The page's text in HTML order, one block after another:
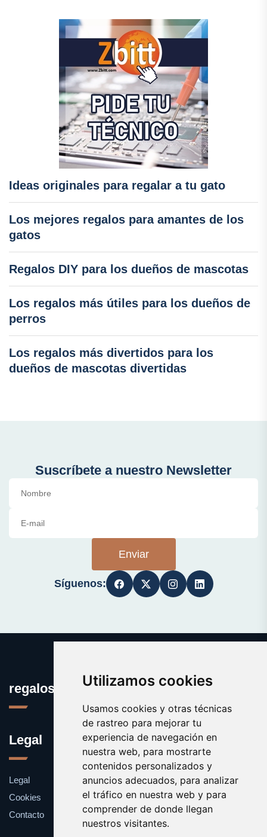
Utilizamos cookies
Usamos cookies y otras técnicas
de rastreo para mejorar tu
experiencia de navegación en
nuestra web, para mostrarte
contenidos personalizados y
anuncios adecuados, para analizar
el tráfico en nuestra web y para
comprender de donde llegan
nuestros visitantes.
Ideas originales para regalar a tu gato
Los mejores regalos para amantes de los
gatos
Regalos DIY para los dueños de mascotas
Los regalos más útiles para los dueños de
perros
Los regalos más divertidos para los
dueños de mascotas divertidas
Suscríbete a nuestro Newsletter
Enviar
Síguenos:
regalos.info
Legal
Legal
Cookies
Contacto